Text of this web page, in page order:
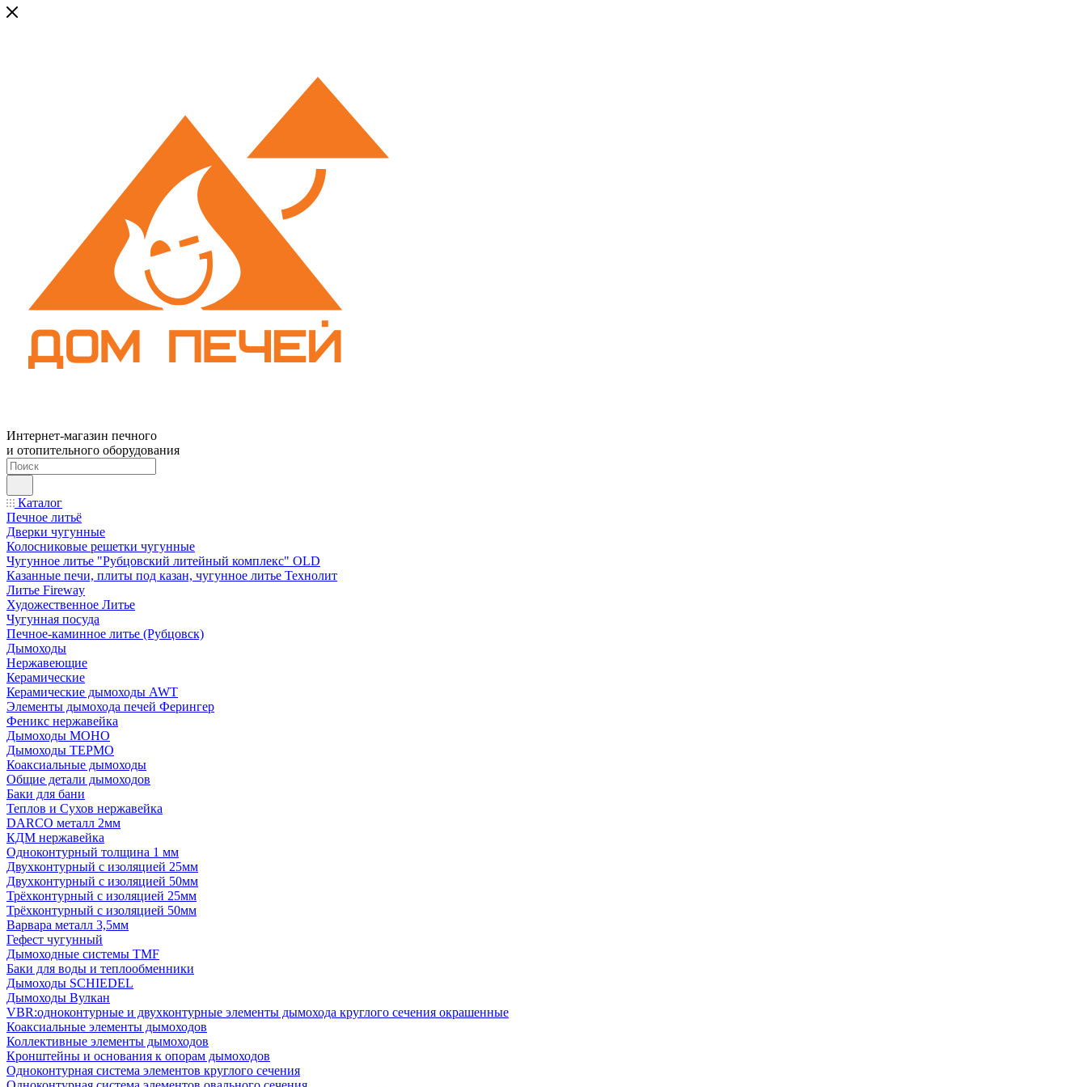
Интернет-магазин печного
и отопительного оборудования
Каталог
Печное литьё
Дверки чугунные
Колосниковые решетки чугунные
Чугунное литье "Рубцовский литейный комплекс" OLD
Казанные печи, плиты под казан, чугунное литье Технолит
Литье Fireway
Художественное Литье
Чугунная посуда
Печное-каминное литье (Рубцовск)
Дымоходы
Нержавеющие
Керамические
Керамические дымоходы AWT
Элементы дымохода печей Ферингер
Феникс нержавейка
Дымоходы МОНО
Дымоходы ТЕРМО
Коаксиальные дымоходы
Общие детали дымоходов
Баки для бани
Теплов и Сухов нержавейка
DARCO металл 2мм
КДМ нержавейка
Одноконтурный толщина 1 мм
Двухконтурный с изоляцией 25мм
Двухконтурный с изоляцией 50мм
Трёхконтурный с изоляцией 25мм
Трёхконтурный с изоляцией 50мм
Варвара металл 3,5мм
Гефест чугунный
Дымоходные системы TMF
Баки для воды и теплообменники
Дымоходы SCHIEDEL
Дымоходы Вулкан
VBR:одноконтурные и двухконтурные элементы дымохода круглого сечения окрашенные
Коаксиальные элементы дымоходов
Коллективные элементы дымоходов
Кронштейны и основания к опорам дымоходов
Одноконтурная система элементов круглого сечения